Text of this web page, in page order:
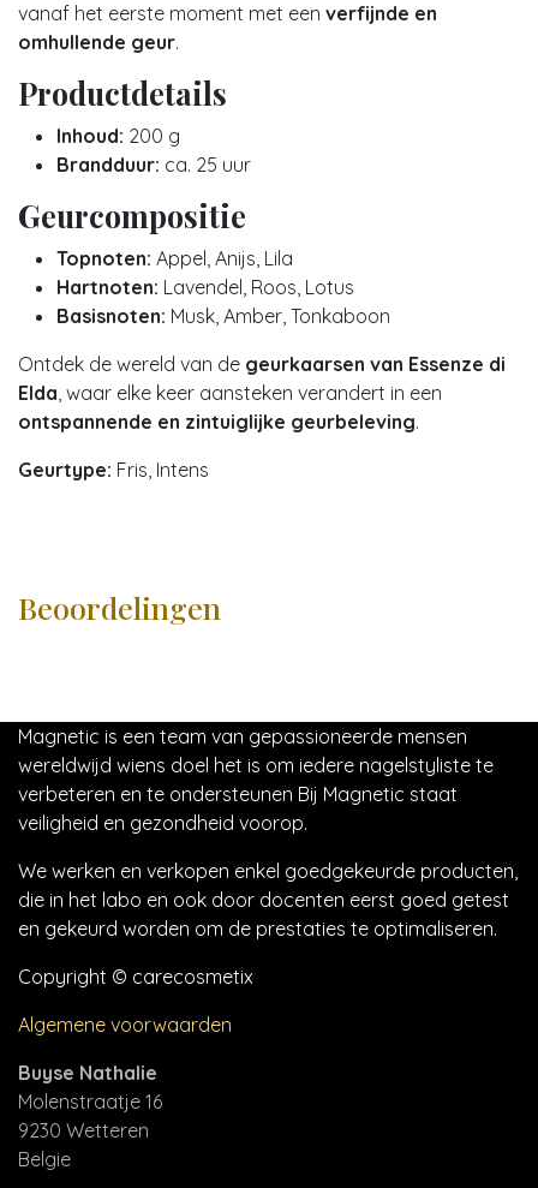
vanaf het eerste moment met een verfijnde en
omhullende geur.
Productdetails
Inhoud: 200 g
Brandduur: ca. 25 uur
Geurcompositie
Topnoten: Appel, Anijs, Lila
Hartnoten: Lavendel, Roos, Lotus
Basisnoten: Musk, Amber, Tonkaboon
Ontdek de wereld van de geurkaarsen van Essenze di
Elda, waar elke keer aansteken verandert in een
ontspannende en zintuiglijke geurbeleving.
Geurtype: Fris, Intens
Beoordelingen
Magnetic is een team van gepassioneerde mensen
wereldwijd wiens doel het is om iedere nagelstyliste te
verbeteren en te ondersteunen Bij Magnetic staat
veiligheid en gezondheid voorop.
We werken en verkopen enkel goedgekeurde producten,
die in het labo en ook door docenten eerst goed getest
en gekeurd worden om de prestaties te optimaliseren.
Copyright © carecosmetix
Algemene voorwaarden
Buyse Nathalie
Molenstraatje 16
9230 Wetteren
Belgie